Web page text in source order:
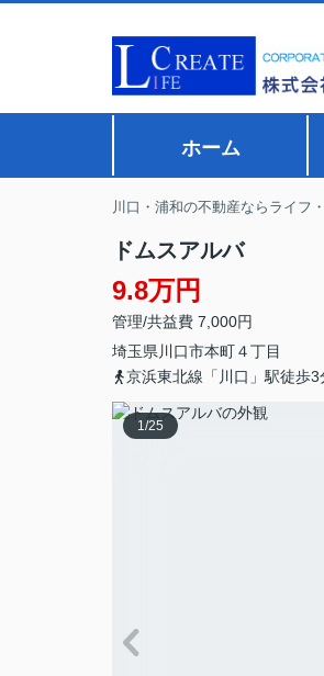
ホーム
川口・浦和の不動産ならライフ
ドムスアルバ
9.8万円
管理/共益費 7,000円
埼玉県 川口市本町４丁目
京浜東北線「川口」駅徒歩3
1 /25